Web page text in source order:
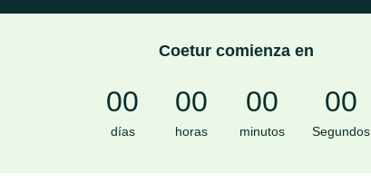
Coetur comienza en
00
días
00
horas
00
minutos
00
Segundos